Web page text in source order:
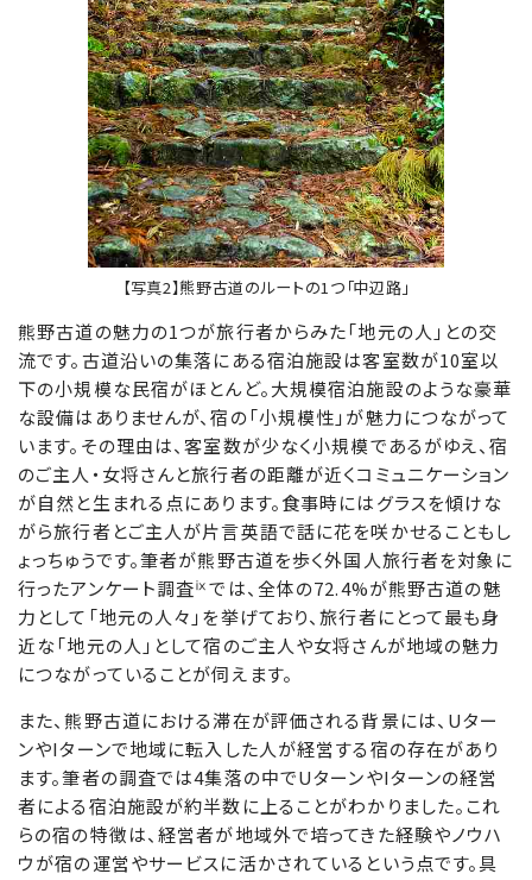
【写真2】熊野古道のルートの1つ「中辺路」
熊野古道の魅力の1つが旅行者からみた「地元の人」との交
流です。古道沿いの集落にある宿泊施設は客室数が10室以
下の小規模な民宿がほとんど。大規模宿泊施設のような豪華
な設備はありませんが、宿の「小規模性」が魅力につながって
います。その理由は、客室数が少なく小規模であるがゆえ、宿
のご主人・女将さんと旅行者の距離が近くコミュニケーション
が自然と生まれる点にあります。食事時にはグラスを傾けな
がら旅行者とご主人が片言英語で話に花を咲かせることもし
ょっちゅうです。筆者が熊野古道を歩く外国人旅行者を対象に
行ったアンケート調査ⅸでは、全体の72.4%が熊野古道の魅
力として「地元の人々」を挙げており、旅行者にとって最も身
近な「地元の人」として宿のご主人や女将さんが地域の魅力
につながっていることが伺えます。
また、熊野古道における滞在が評価される背景には、Uター
ンやIターンで地域に転入した人が経営する宿の存在があり
ます。筆者の調査では4集落の中でUターンやIターンの経営
者による宿泊施設が約半数に上ることがわかりました。これ
らの宿の特徴は、経営者が地域外で培ってきた経験やノウハ
ウが宿の運営やサービスに活かされているという点です。具